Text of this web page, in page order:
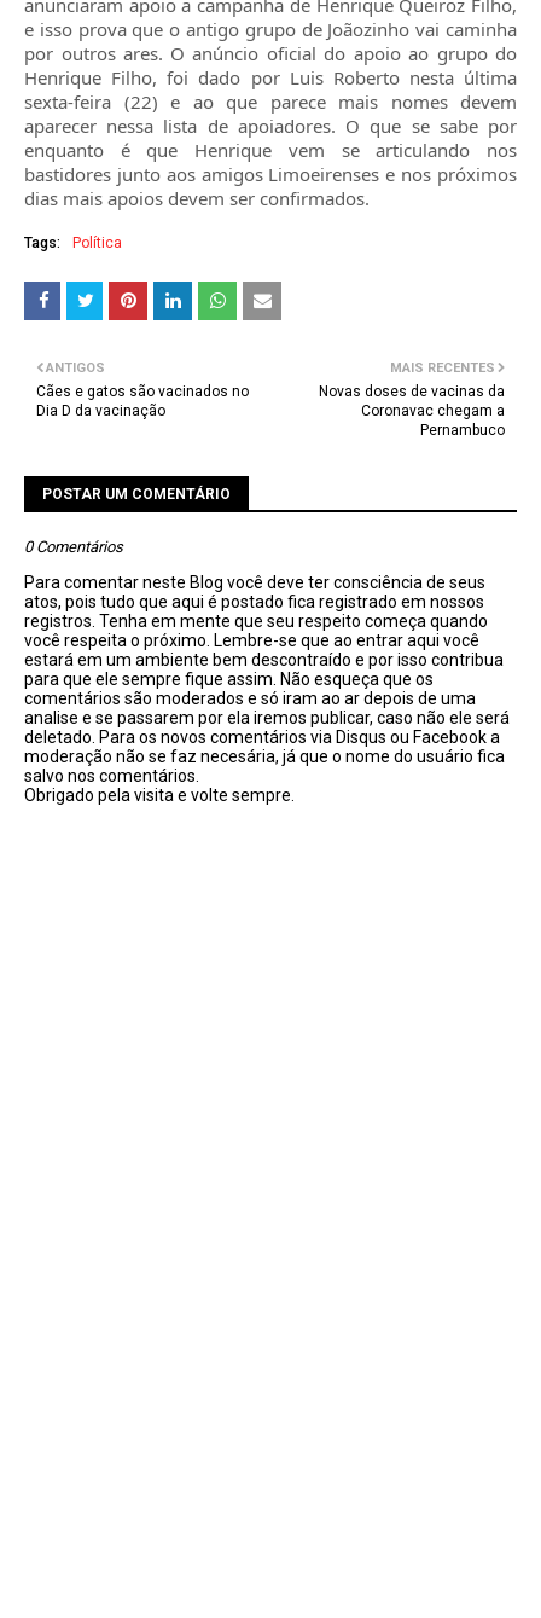
anunciaram apoio a campanha de Henrique Queiroz Filho,
e isso prova que o antigo grupo de Joãozinho vai caminha
por outros ares. O anúncio oficial do apoio ao grupo do
Henrique Filho, foi dado por Luis Roberto nesta última
sexta-feira (22) e ao que parece mais nomes devem
aparecer nessa lista de apoiadores. O que se sabe por
enquanto é que Henrique vem se articulando nos
bastidores junto aos amigos Limoeirenses e nos próximos
dias mais apoios devem ser confirmados.
Tags: Política
MAIS RECENTES
Novas doses de vacinas da
Coronavac chegam a
Pernambuco
ANTIGOS
Cães e gatos são vacinados no
Dia D da vacinação
POSTAR UM COMENTÁRIO
0 Comentários
Para comentar neste Blog você deve ter consciência de seus
atos, pois tudo que aqui é postado fica registrado em nossos
registros. Tenha em mente que seu respeito começa quando
você respeita o próximo. Lembre-se que ao entrar aqui você
estará em um ambiente bem descontraído e por isso contribua
para que ele sempre fique assim. Não esqueça que os
comentários são moderados e só iram ao ar depois de uma
analise e se passarem por ela iremos publicar, caso não ele será
deletado. Para os novos comentários via Disqus ou Facebook a
moderação não se faz necesária, já que o nome do usuário fica
salvo nos comentários.
Obrigado pela visita e volte sempre.